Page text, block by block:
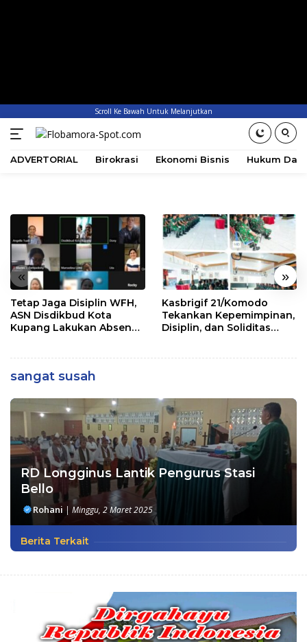
Scroll Ke Bawah Untuk Melanjutkan
ADVERTORIAL Birokrasi Ekonomi Bisnis Hukum
« »
Tetap Jaga Disiplin WFH,
ASN Disdikbud Kota
Kupang Lakukan Absen
Kasbrigif 21/Komodo
Tekankan Kepemimpinan,
Disiplin, dan Soliditas
sangat susah
RD Longginus Lantik Pengurus Stasi
Bello
Rohani | Minggu, 2 Maret 2025
Berita Terkait